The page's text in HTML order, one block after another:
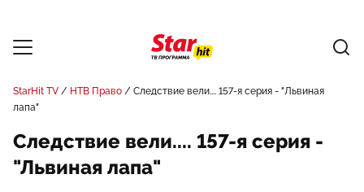
StarHit TV НТВ Право
Следствие вели.... 157-я серия - "Львиная
лапа"
Следствие вели.... 157-я серия -
"Львиная лапа"